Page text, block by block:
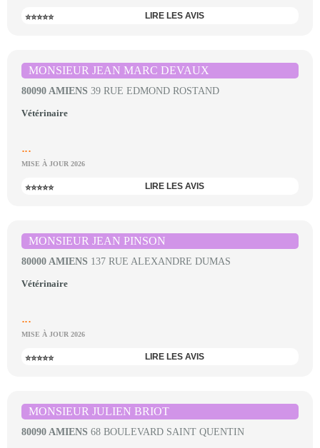
⭐⭐⭐⭐⭐ LIRE LES AVIS
MONSIEUR JEAN MARC DEVAUX
80090 AMIENS 39 RUE EDMOND ROSTAND
Vétérinaire
...
MISE À JOUR 2026
⭐⭐⭐⭐⭐ LIRE LES AVIS
MONSIEUR JEAN PINSON
80000 AMIENS 137 RUE ALEXANDRE DUMAS
Vétérinaire
...
MISE À JOUR 2026
⭐⭐⭐⭐⭐ LIRE LES AVIS
MONSIEUR JULIEN BRIOT
80090 AMIENS 68 BOULEVARD SAINT QUENTIN